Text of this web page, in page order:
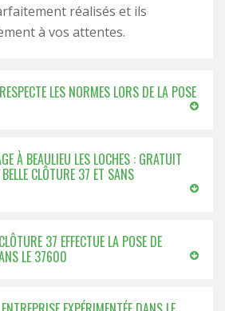
réalisés et ils
à vos attentes.
LES NORMES LORS DE LA POSE
À BEAULIEU LES LOCHES : GRATUIT
CLÔTURE 37 ET SANS
37 EFFECTUE LA POSE DE
LE 37600